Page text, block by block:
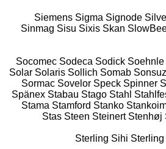
Siemens Sigma Signode
Sinmag Sisu Sixis Skan
Socomec Sodeca Sodick Soehnle
Solar Solaris Sollich Somab
Sormac Sovelor Speck Spinner
Spänex Stabau Stago Stahl
Stama Stamford Stanko
Stas Steen Steinert Stenhøj
Sterling Sihi Sterling